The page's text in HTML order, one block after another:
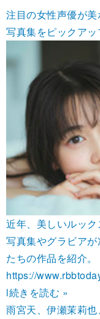
注目の女性声優が
写真集をピックア
近年、美しいルッ
写真集やグラビア
たちの作品を紹介。
https://
l続きを読む »
雨宮天、伊瀬茉莉